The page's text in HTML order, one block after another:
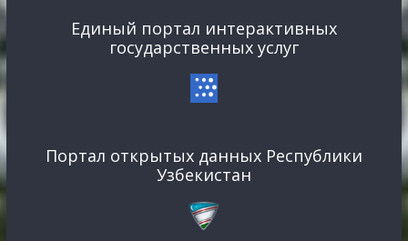
Единый портал интерактивных
государственных услуг
Портал открытых данных Республики
Узбекистан